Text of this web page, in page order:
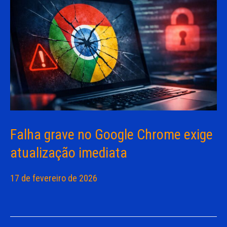
Falha grave no Google Chrome exige
atualização imediata
17 de fevereiro de 2026